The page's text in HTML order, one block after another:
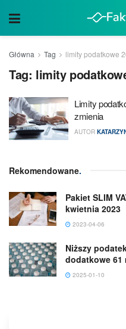
Główna Tag limity podatkowe
Tag: limity
Limity
zmienia
AUTOR
Rekomendowane.
Pakiet SLIM
kwietnia 2023
2023-04-06
Niższy
dodatkowe 61
2025-01-10